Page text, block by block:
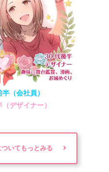
半（会社員）
デザイナー）
いてもっとみる